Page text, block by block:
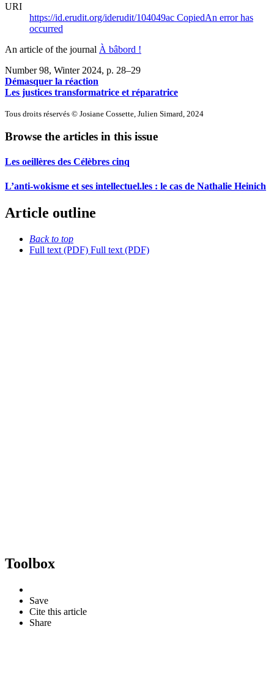
URI
https://id.erudit.org/iderudit/104049ac CopiedAn error has
occurred
An article of the journal À bâbord !
Number 98, Winter 2024, p. 28–29
Démasquer la réaction
Les justices transformatrice et réparatrice
Tous droits réservés © Josiane Cossette, Julien Simard, 2024
Browse the articles in this issue
Les oeillères des Célèbres cinq
L’anti-wokisme et ses intellectuel.les : le cas de Nathalie Heinich
Article outline
Back to top
Full text (PDF) Full text (PDF)
Toolbox
Save
Cite this article
Share